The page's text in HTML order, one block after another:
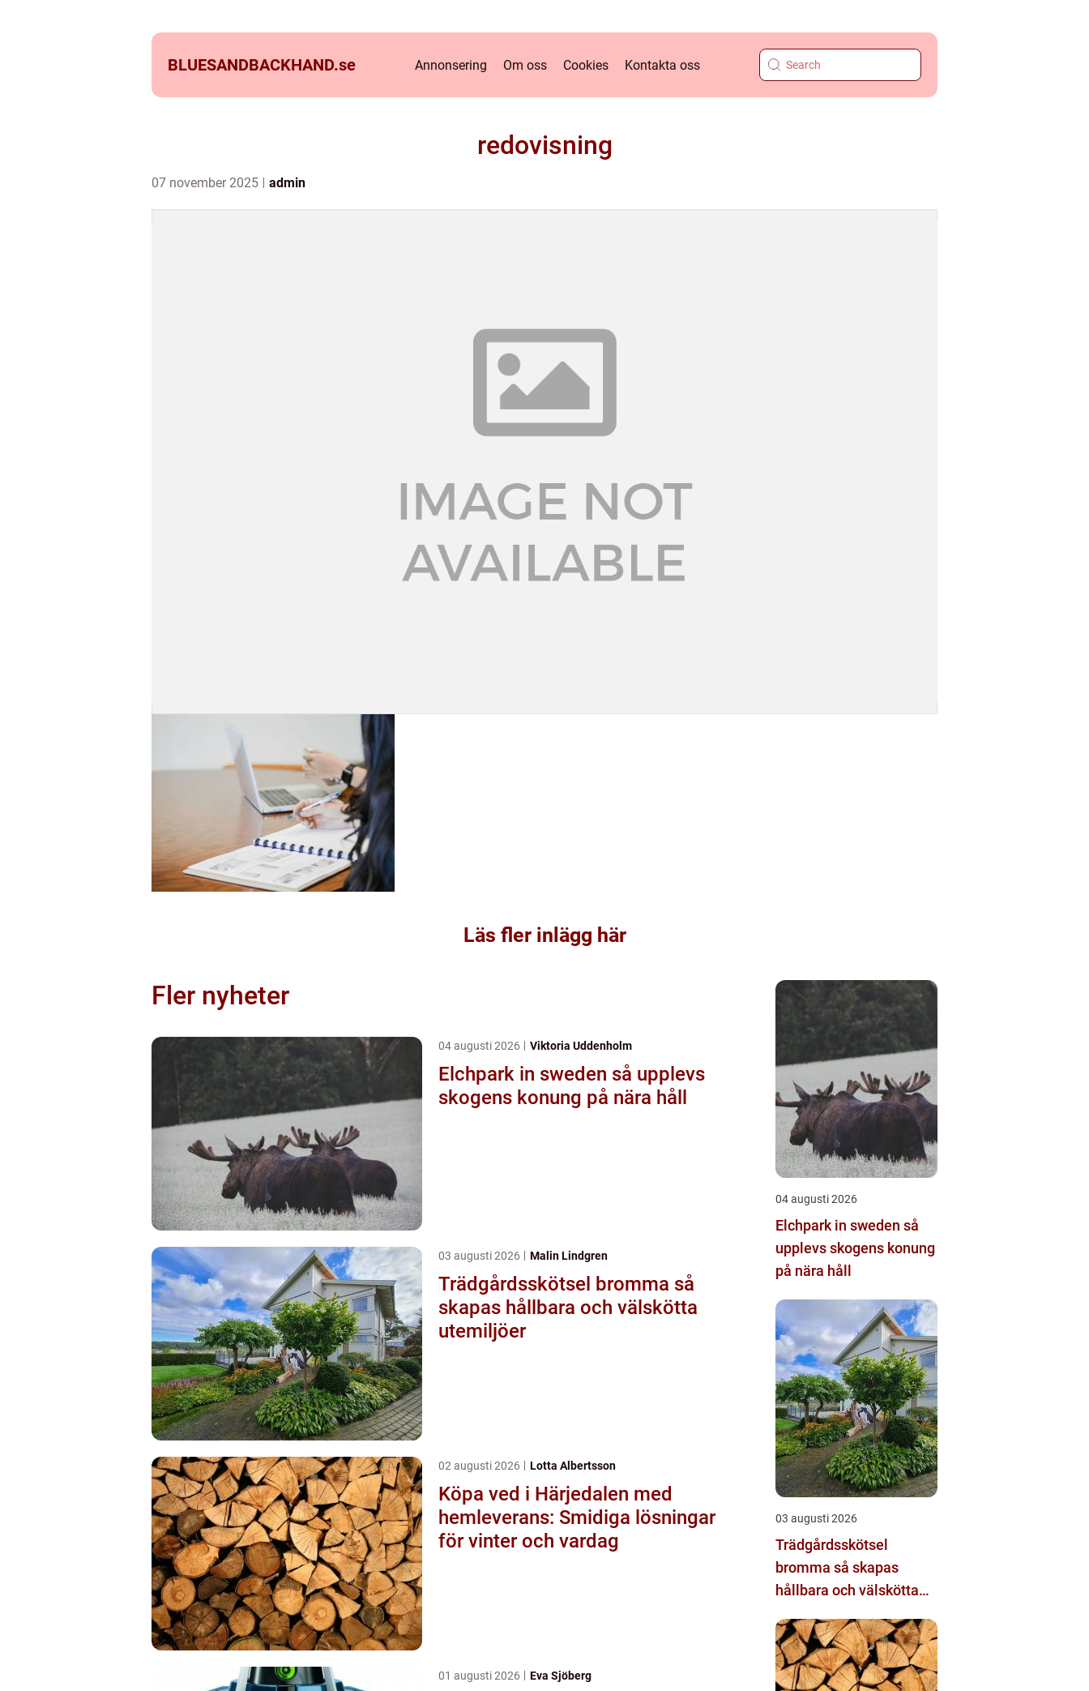
BLUESANDBACKHAND.se Annonsering Om oss Cookies Kontakta oss
redovisning
07 november 2025 admin
Läs fler inlägg här
Fler nyheter
04 augusti 2026 Viktoria Uddenholm
Elchpark in sweden så upplevs
skogens konung på nära håll
03 augusti 2026 Malin Lindgren
Trädgårdsskötsel bromma så
skapas hållbara och välskötta
utemiljöer
02 augusti 2026 Lotta Albertsson
Köpa ved i Härjedalen med
hemleverans: Smidiga lösningar
för vinter och vardag
01 augusti 2026 Eva Sjöberg
04 augusti 2026
Elchpark in sweden så
upplevs skogens konung
på nära håll
03 augusti 2026
Trädgårdsskötsel
bromma så skapas
hållbara och välskötta